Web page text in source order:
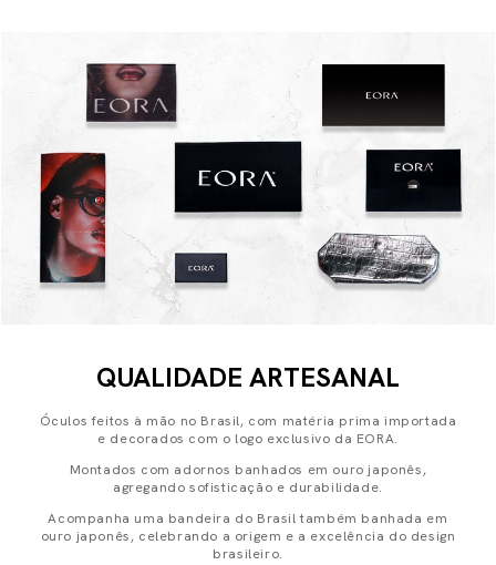
QUALIDADE ARTESANAL
Óculos feitos à mão no Brasil, com matéria prima importada
e decorados com o logo exclusivo da EORA.
Montados com adornos banhados em ouro japonês,
agregando sofisticação e durabilidade.
Acompanha uma bandeira do Brasil também banhada em
ouro japonês, celebrando a origem e a excelência do design
brasileiro.